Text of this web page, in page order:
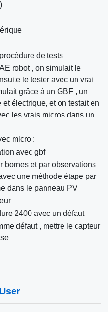
de tests
robot , on simulait le
le tester avec un vrai
grâce à un GBF , un
et électrique, et on testait en
les vrais micros dans un
micro :
avec gbf
bornes et par observations
une méthode étape par
dans le panneau PV
2400 avec un défaut
défaut , mettre le capteur